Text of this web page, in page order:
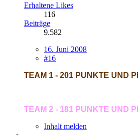
Erhaltene Likes
116
Beiträge
9.582
16. Juni 2008
#16
TEAM 1 - 201 PUNKTE UND
TEAM 2 - 181 PUNKTE UND
Inhalt melden